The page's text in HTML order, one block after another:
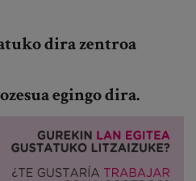
dira zentroa
egingo dira.